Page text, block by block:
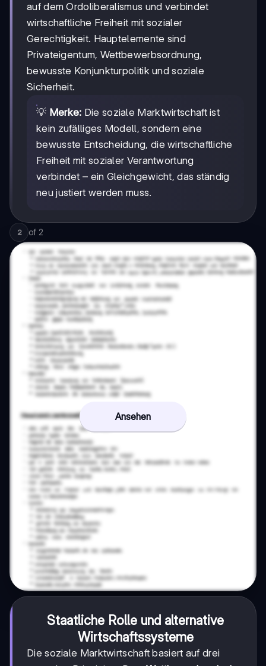
auf dem Ordoliberalismus und verbindet
wirtschaftliche Freiheit mit sozialer
Gerechtigkeit. Hauptelemente sind
Privateigentum, Wettbewerbsordnung,
bewusste Konjunkturpolitik und soziale
Sicherheit.
💡 Merke: Die soziale Marktwirtschaft ist
kein zufälliges Modell, sondern eine
bewusste Entscheidung, die wirtschaftliche
Freiheit mit sozialer Verantwortung
verbindet – ein Gleichgewicht, das ständig
neu justiert werden muss.
2 of 2
Ansehen
Staatliche Rolle und alternative
Wirtschaftssysteme
Die soziale Marktwirtschaft basiert auf drei